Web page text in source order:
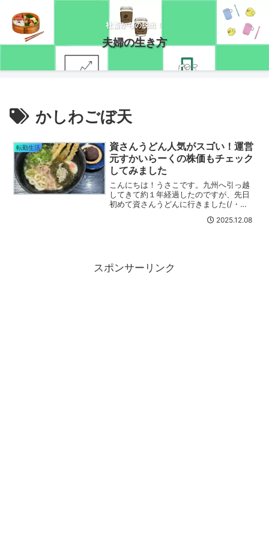
社畜からの脱出！
夫婦の生き方
かしわごぼ天
転勤生活
資さんうどん人気がスゴい！運営
元すかいらーくの株価もチェック
してみました
こんにちは！うさこです。九州へ引っ越
してきて約１年経過したのですが、先日
初めて資さんうどんに行きました(/・
った福岡三大うどんチェーンで、ウエス
2025.12.08
スポンサーリンク